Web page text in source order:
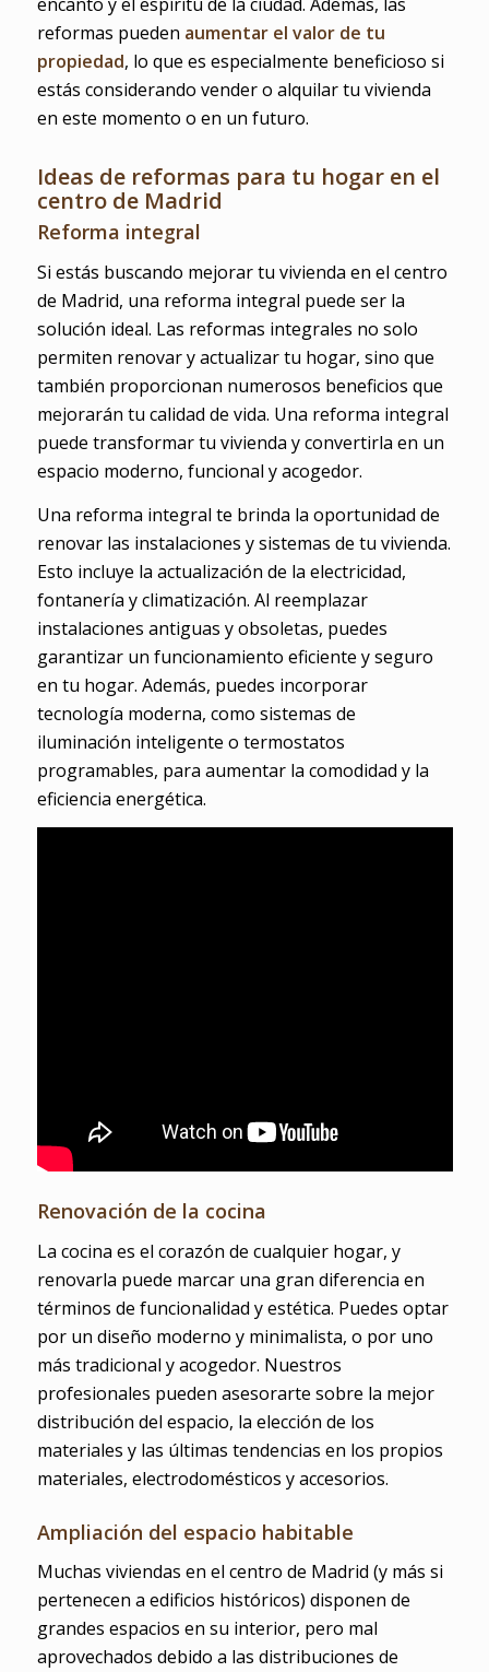
encanto y el espíritu de la ciudad. Además, las
reformas pueden aumentar el valor de tu
propiedad, lo que es especialmente beneficioso si
estás considerando vender o alquilar tu vivienda
en este momento o en un futuro.
Ideas de reformas para tu hogar en el
centro de Madrid
Reforma integral
Si estás buscando mejorar tu vivienda en el centro
de Madrid, una reforma integral puede ser la
solución ideal. Las reformas integrales no solo
permiten renovar y actualizar tu hogar, sino que
también proporcionan numerosos beneficios que
mejorarán tu calidad de vida. Una reforma integral
puede transformar tu vivienda y convertirla en un
espacio moderno, funcional y acogedor.
Una reforma integral te brinda la oportunidad de
renovar las instalaciones y sistemas de tu vivienda.
Esto incluye la actualización de la electricidad,
fontanería y climatización. Al reemplazar
instalaciones antiguas y obsoletas, puedes
garantizar un funcionamiento eficiente y seguro
en tu hogar. Además, puedes incorporar
tecnología moderna, como sistemas de
iluminación inteligente o termostatos
programables, para aumentar la comodidad y la
eficiencia energética.
Renovación de la cocina
La cocina es el corazón de cualquier hogar, y
renovarla puede marcar una gran diferencia en
términos de funcionalidad y estética. Puedes optar
por un diseño moderno y minimalista, o por uno
más tradicional y acogedor. Nuestros
profesionales pueden asesorarte sobre la mejor
distribución del espacio, la elección de los
materiales y las últimas tendencias en los propios
materiales, electrodomésticos y accesorios.
Ampliación del espacio habitable
Muchas viviendas en el centro de Madrid (y más si
pertenecen a edificios históricos) disponen de
grandes espacios en su interior, pero mal
aprovechados debido a las distribuciones de